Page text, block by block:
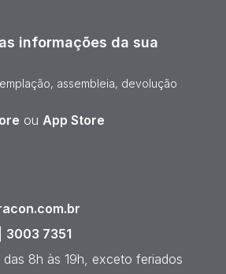
informações da sua
assembleia, devolução
ou App Store
3003 7351
8h às 19h, exceto feriados